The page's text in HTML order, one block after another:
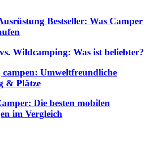
Bestseller: Was Camper
Wildcamping: Was ist beliebter?
Umweltfreundliche
& Plätze
Die besten mobilen
im Vergleich